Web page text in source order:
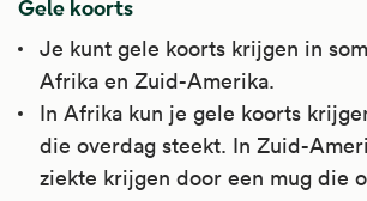
Gele koorts
Je kunt gele koorts krijgen in
Afrika en Zuid-Amerika.
In Afrika kun je gele koorts
die overdag steekt. In Zuid-
ziekte krijgen door een mug die